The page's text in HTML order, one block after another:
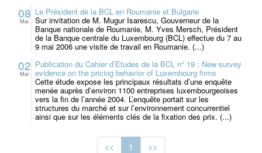
08
Mai
Le Président de la BCL en Roumanie et Bulgarie
Sur invitation de M. Mugur Isarescu, Gouverneur de la
Banque nationale de Roumanie, M. Yves Mersch, Président
de la Banque centrale du Luxembourg (BCL) effectue du 7 au
9 mai 2006 une visite de travail en Roumanie. (...)
02
Mai
Publication du Cahier d’Etudes de la BCL n° 19 : New survey
evidence on the pricing behavior of Luxembourg firms
Cette étude expose les principaux résultats d’une enquête
menée auprès d’environ 1100 entreprises luxembourgeoises
vers la fin de l’année 2004. L’enquête portait sur les
structures du marché et sur l’environnement concurrentiel
ainsi que sur les éléments clés de la fixation des prix. (...)
<< 1 >>